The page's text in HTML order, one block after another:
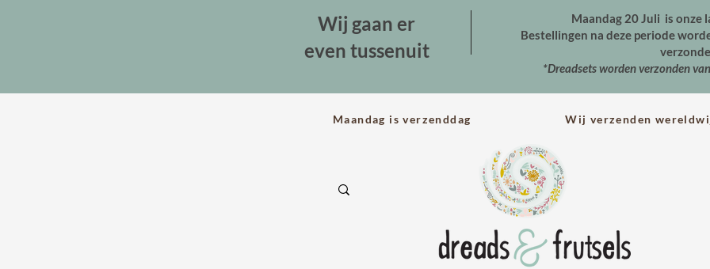
Wij gaan er
even tussenuit
Maandag 20 Juli is onze
Bestellingen na deze periode
*Dreadsets worden verzonden
Maandag is verzenddag Wij verzenden